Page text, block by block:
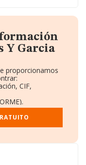
Y Garcia
proporcionamos
CIF,